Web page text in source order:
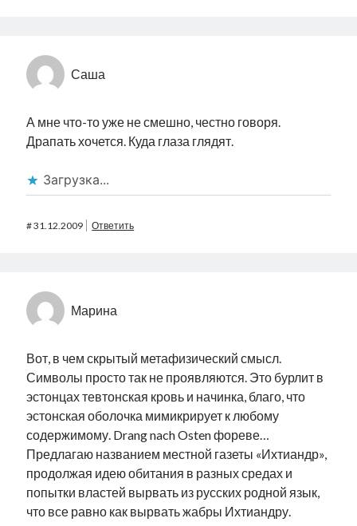
Саша
А мне что-то уже не смешно, честно говоря.
Драпать хочется. Куда глаза глядят.
Загрузка...
#31.12.2009 Ответить
Марина
Вот, в чем скрытый метафизический смысл.
Символы просто так не проявляются. Это бурлит в
эстонцах тевтонская кровь и начинка, благо, что
эстонская оболочка мимикрирует к любому
содержимому. Drang nach Osten фореве…
Предлагаю названием местной газеты «Ихтиандр»,
продолжая идею обитания в разных средах и
попытки властей вырвать из русских родной язык,
что все равно как вырвать жабры Ихтиандру.